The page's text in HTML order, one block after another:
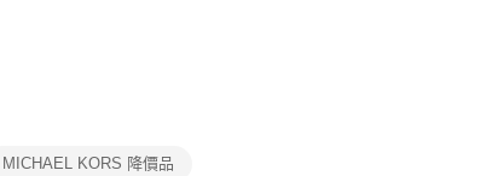
需取消欲退款等相關疑問，請聯繫「AFTEE先享後
事宜，請瀏覽以下網址：
MICHAEL KORS 降價品